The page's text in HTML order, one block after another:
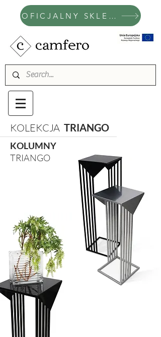
OFICJALNY SKLEP CAMFERO
KOLEKCJA TRIANGO
KOLUMNY
TRIANGO